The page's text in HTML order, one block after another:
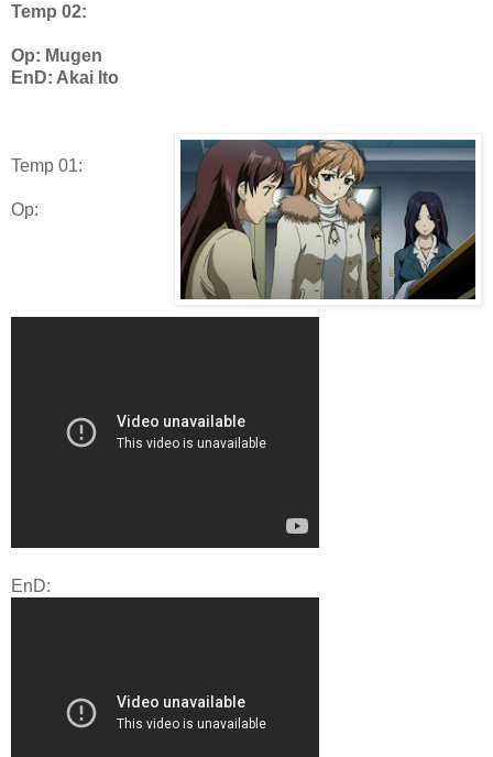
Temp 02:
Op: Mugen
EnD: Akai Ito
Temp 01:
Op:
EnD: